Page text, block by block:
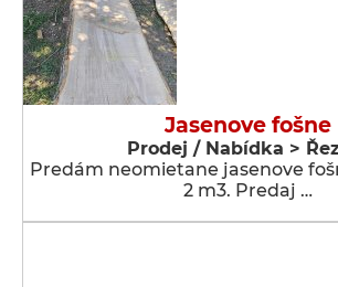
Jasenove fošne
Prodej / Nabídka >
Predám neomietane jasenove
2 m3. Predaj …